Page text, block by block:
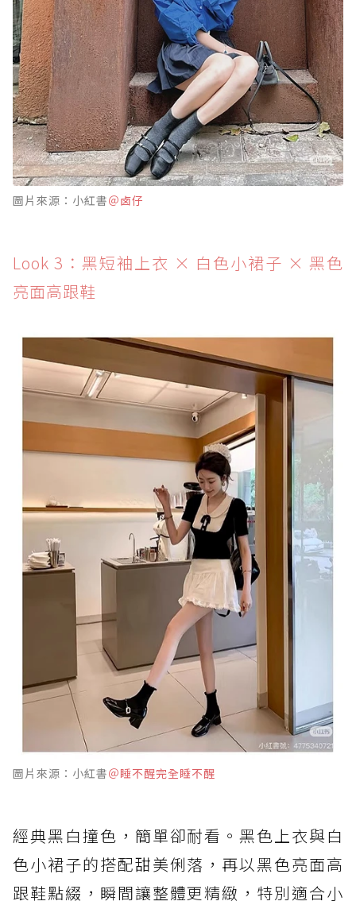
圖片來源：小紅書＠卤仔
Look 3：黑短袖上衣 × 白色小裙子 × 黑色
亮面高跟鞋
圖片來源：小紅書＠睡不醒完全睡不醒
經典黑白撞色，簡單卻耐看。黑色上衣與白
色小裙子的搭配甜美俐落，再以黑色亮面高
跟鞋點綴，瞬間讓整體更精緻，特別適合小